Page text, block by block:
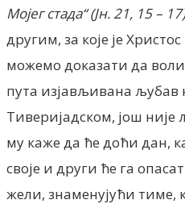
Мојег стада“ (Јн. 21, 15 –
другим, за које је
можемо доказати да
пута изјављивана љубав
Тиверијадском, још није
му каже да ће доћи дан,
своје и други ће га
жели, знаменујући тиме,